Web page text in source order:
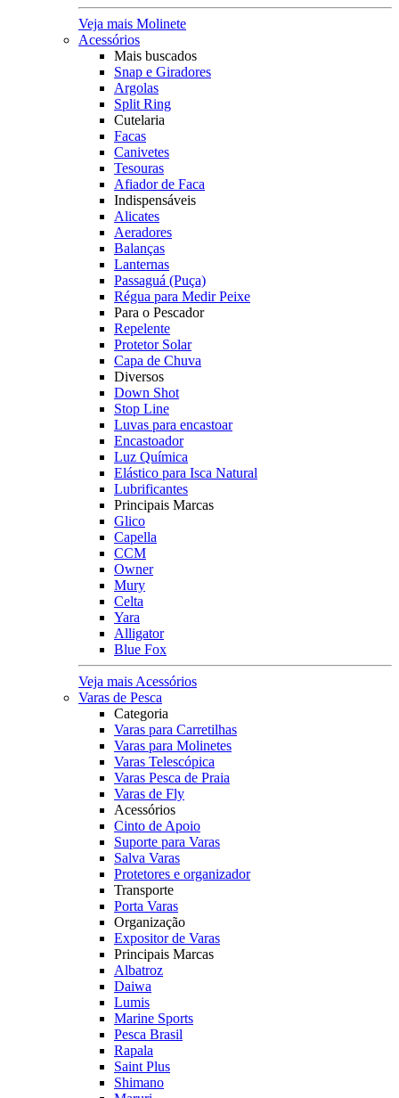
Veja mais Molinete
Acessórios
Mais buscados
Snap e Giradores
Argolas
Split Ring
Cutelaria
Facas
Canivetes
Tesouras
Afiador de Faca
Indispensáveis
Alicates
Aeradores
Balanças
Lanternas
Passaguá (Puça)
Régua para Medir Peixe
Para o Pescador
Repelente
Protetor Solar
Capa de Chuva
Diversos
Down Shot
Stop Line
Luvas para encastoar
Encastoador
Luz Química
Elástico para Isca Natural
Lubrificantes
Principais Marcas
Glico
Capella
CCM
Owner
Mury
Celta
Yara
Alligator
Blue Fox
Veja mais Acessórios
Varas de Pesca
Categoria
Varas para Carretilhas
Varas para Molinetes
Varas Telescópica
Varas Pesca de Praia
Varas de Fly
Acessórios
Cinto de Apoio
Suporte para Varas
Salva Varas
Protetores e organizador
Transporte
Porta Varas
Organização
Expositor de Varas
Principais Marcas
Albatroz
Daiwa
Lumis
Marine Sports
Pesca Brasil
Rapala
Saint Plus
Shimano